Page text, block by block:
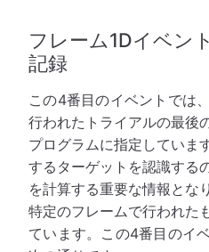
フレーム1Dイベン
記録
この4番目のイベントでは
行われたトライアルの最後
プログラムに指定していま
するターゲットを認識する
を計算する重要な情報とな
特定のフレームで行われた
ています。この4番目のイ